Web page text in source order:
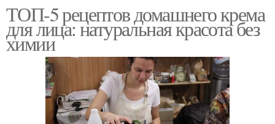
ТОП-5 рецептов домашнего крема
для лица: натуральная красота без
химии